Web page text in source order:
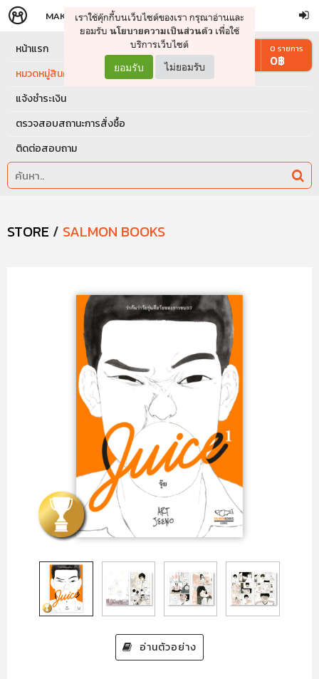
จัดการรถเข็น ดำเนินการต่อ
MAKERS STORE
เราใช้คุ๊กกี้บนเว็บไซต์ของเรา กรุณาอ่านและ
ยอมรับ นโยบายความเป็นส่วนตัว เพื่อใช้
บริการเว็บไซต์
ยอมรับ ไม่ยอมรับ
หน้าแรก
หมวดหมู่สินค้า
แจ้งชำระเงิน
ตรวจสอบสถานะการสั่งซื้อ
ติดต่อสอบถาม
0 รายการ
0฿
STORE / SALMON BOOKS
อ่านตัวอย่าง